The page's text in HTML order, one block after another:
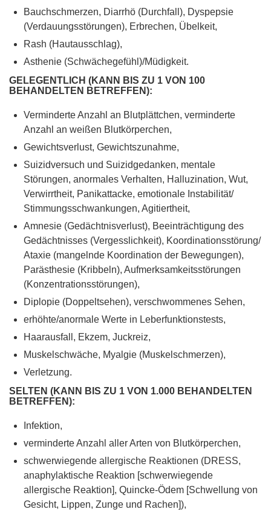
Bauchschmerzen, Diarrhö (Durchfall), Dyspepsie
(Verdauungsstörungen), Erbrechen, Übelkeit,
Rash (Hautausschlag),
Asthenie (Schwächegefühl)/Müdigkeit.
GELEGENTLICH (KANN BIS ZU 1 VON 100
BEHANDELTEN BETREFFEN):
Verminderte Anzahl an Blutplättchen, verminderte
Anzahl an weißen Blutkörperchen,
Gewichtsverlust, Gewichtszunahme,
Suizidversuch und Suizidgedanken, mentale
Störungen, anormales Verhalten, Halluzination, Wut,
Verwirrtheit, Panikattacke, emotionale Instabilität/
Stimmungsschwankungen, Agitiertheit,
Amnesie (Gedächtnisverlust), Beeinträchtigung des
Gedächtnisses (Vergesslichkeit), Koordinationsstörung/
Ataxie (mangelnde Koordination der Bewegungen),
Parästhesie (Kribbeln), Aufmerksamkeitsstörungen
(Konzentrationsstörungen),
Diplopie (Doppeltsehen), verschwommenes Sehen,
erhöhte/anormale Werte in Leberfunktionstests,
Haarausfall, Ekzem, Juckreiz,
Muskelschwäche, Myalgie (Muskelschmerzen),
Verletzung.
SELTEN (KANN BIS ZU 1 VON 1.000 BEHANDELTEN
BETREFFEN):
Infektion,
verminderte Anzahl aller Arten von Blutkörperchen,
schwerwiegende allergische Reaktionen (DRESS,
anaphylaktische Reaktion [schwerwiegende
allergische Reaktion], Quincke-Ödem [Schwellung von
Gesicht, Lippen, Zunge und Rachen]),